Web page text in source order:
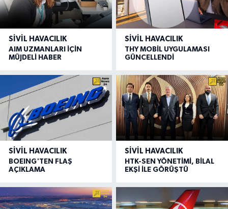
SIVIL HAVACILIK
AIM UZMANLARI İÇİN
MÜJDELİ HABER
SIVIL HAVACILIK
THY MOBİL UYGULAMASI
GÜNCELLENDİ
SIVIL HAVACILIK
BOEING'TEN FLAŞ
AÇIKLAMA
SIVIL HAVACILIK
HTK-SEN YÖNETİMİ, BİLAL
EKŞİ İLE GÖRÜŞTÜ